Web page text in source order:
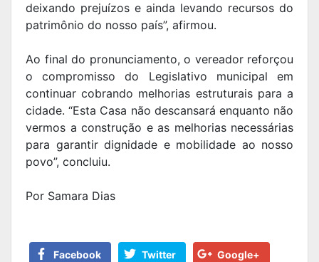
deixando prejuízos e ainda levando recursos do
patrimônio do nosso país”, afirmou.
Ao final do pronunciamento, o vereador reforçou
o compromisso do Legislativo municipal em
continuar cobrando melhorias estruturais para a
cidade. “Esta Casa não descansará enquanto não
vermos a construção e as melhorias necessárias
para garantir dignidade e mobilidade ao nosso
povo”, concluiu.
Por Samara Dias
Facebook Twitter Google+